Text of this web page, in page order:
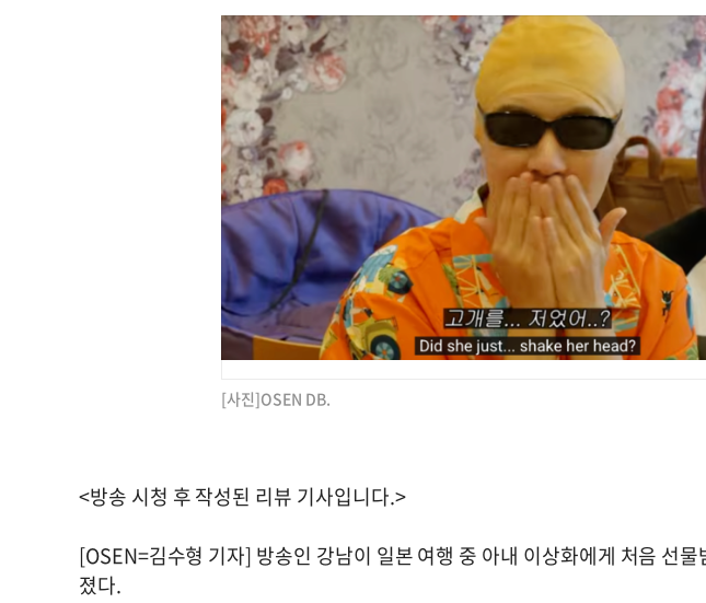
[사진]OSEN DB.
<방송 시청 후 작성된 리뷰 기사입니다.>
[OSEN=김수형 기자] 방송인 강남이 일본 여행 중 아내 이상화에게 처음 선
졌다.